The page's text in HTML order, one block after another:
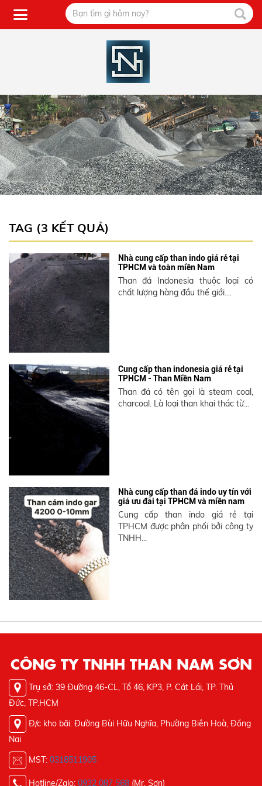
TAG (3 KẾT QUẢ)
Nhà cung cấp than indo giá rẻ tại
TPHCM và toàn miền Nam
Than đá Indonesia thuộc loại có
chất lượng hàng đầu thế giới....
Cung cấp than indonesia giá rẻ tại
TPHCM - Than Miền Nam
Than đá có tên gọi là steam coal,
charcoal. Là loại than khai thác từ...
Nhà cung cấp than đá indo uy tín với
giá ưu đãi tại TPHCM và miền nam
Cung cấp than indo giá rẻ tại
TPHCM được phân phối bởi công ty
TNHH...
CÔNG TY TNHH THAN NAM SƠN
Trụ sở: 39 Đường 46-CL, Tổ 46, KP3, P. Cát Lái, TP. Thủ
Đức, TP.HCM
Đ/c kho bãi: Đường Bùi Hữu Nghĩa, Phường Biên Hoà, Đồng
Nai
MST: 0318511905
Hotline/Zalo: 0932 087 568 (Mr. Sơn)